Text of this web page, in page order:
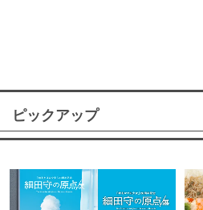
ピックアップ